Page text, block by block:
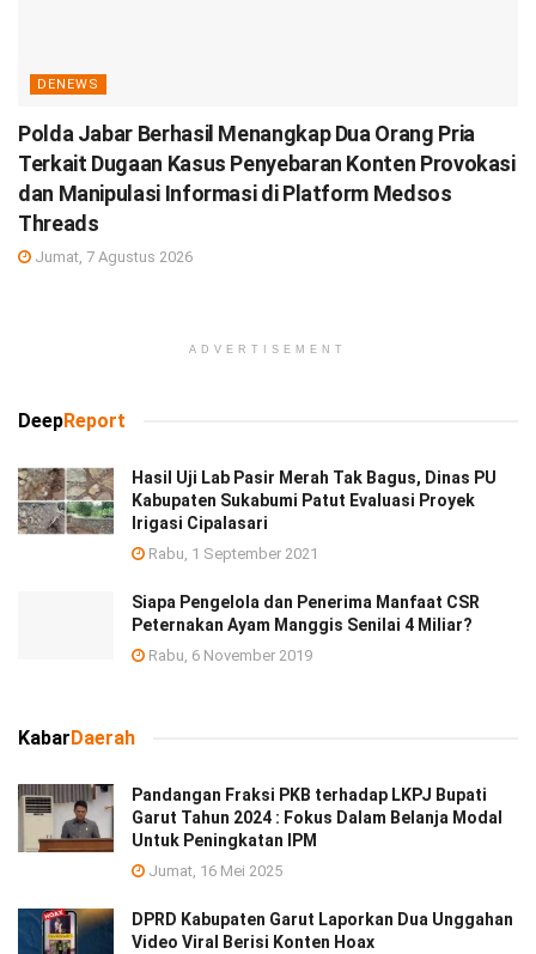
DENEWS
Polda Jabar Berhasil Menangkap Dua Orang Pria
Terkait Dugaan Kasus Penyebaran Konten Provokasi
dan Manipulasi Informasi di Platform Medsos
Threads
Jumat, 7 Agustus 2026
ADVERTISEMENT
DeepReport
Hasil Uji Lab Pasir Merah Tak Bagus, Dinas PU
Kabupaten Sukabumi Patut Evaluasi Proyek
Irigasi Cipalasari
Rabu, 1 September 2021
Siapa Pengelola dan Penerima Manfaat CSR
Peternakan Ayam Manggis Senilai 4 Miliar?
Rabu, 6 November 2019
Kabar Daerah
Pandangan Fraksi PKB terhadap LKPJ Bupati
Garut Tahun 2024 : Fokus Dalam Belanja Modal
Untuk Peningkatan IPM
Jumat, 16 Mei 2025
DPRD Kabupaten Garut Laporkan Dua Unggahan
Video Viral Berisi Konten Hoax